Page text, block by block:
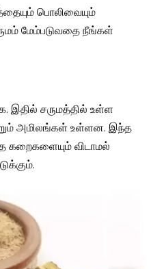
பொலிவையும்
மேம்படுவதை நீங்கள்
இதில் சருமத்தில் உள்ள
அமிலங்கள் உள்ளன. இந்த
கறைகளையும் விடாமல்